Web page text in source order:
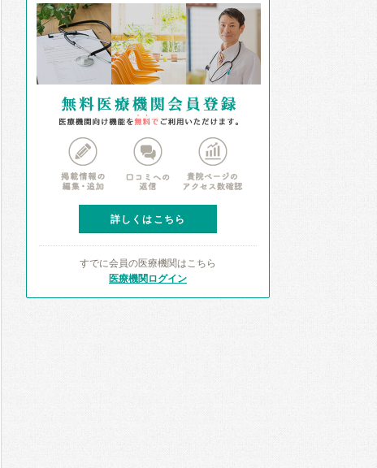
詳しくはこちら
すでに会員の医療機関はこちら
医療機関ログイン